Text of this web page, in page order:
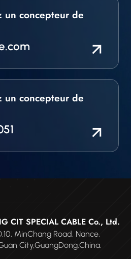
un concepteur de
un concepteur de
CIT SPECIAL CABLE Co., Ltd.
MinChang Road, Nance,
City,GuangDong.China.